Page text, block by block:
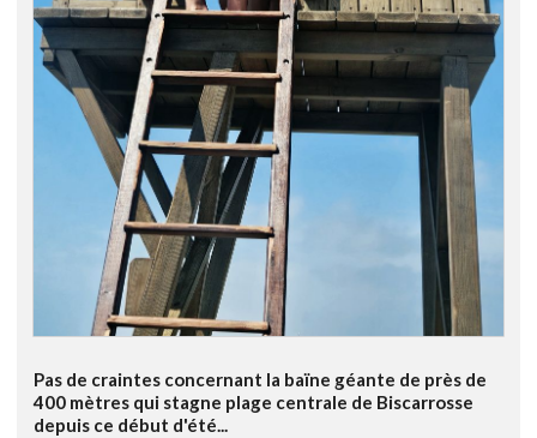
Pas de craintes concernant la baïne géante de près de
400 mètres qui stagne plage centrale de Biscarrosse
depuis ce début d'été...